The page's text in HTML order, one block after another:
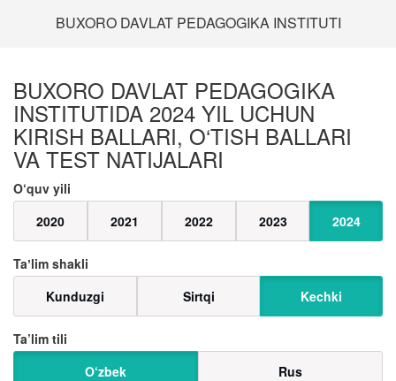
BUXORO DAVLAT PEDAGOGIKA INSTITUTI
BUXORO DAVLAT PEDAGOGIKA
INSTITUTIDA 2024 YIL UCHUN
KIRISH BALLARI, O‘TISH BALLARI
VA TEST NATIJALARI
O‘quv yili
2020
2021 2022 2023 2024
Taʼlim shakli
Kunduzgi
Sirtqi Kechki
Ta’lim tili
O‘zbek
Rus